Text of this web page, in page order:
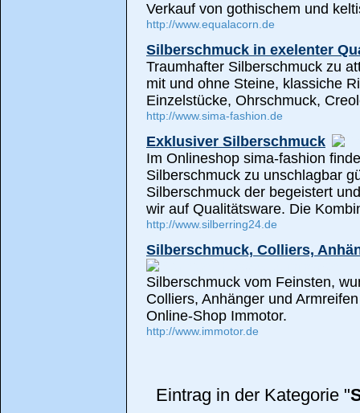
Verkauf von gothischem und
http://www.equalacorn.de
Silberschmuck in exelenter
Traumhafter Silberschmuck zu
mit und ohne Steine, klassiche
Einzelstücke, Ohrschmuck,
http://www.sima-fashion.de
Exklusiver Silberschmuck
Im Onlineshop sima-fashion
Silberschmuck zu unschlagbar
Silberschmuck der begeistert
wir auf Qualitätsware. Die
http://www.silberring24.de
Silberschmuck, Colliers,
Silberschmuck vom Feinsten,
Colliers, Anhänger und
Online-Shop Immotor.
http://www.immotor.de
Eintrag in der Kategorie "